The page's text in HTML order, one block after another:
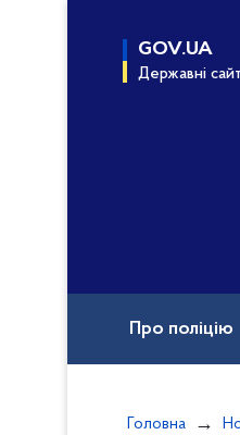
GOV.UA
Державні
Про поліцію
Головна